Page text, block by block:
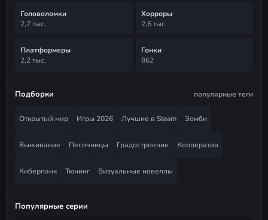
Головоломки
2,7 тыс.
Хорроры
2,6 тыс.
Платформеры
2,2 тыс.
Гонки
862
Подборки популярные теги
Открытый мир Игры 2026 Лучшие в Steam Зомби
Выживание Песочницы Градостроение Кооператив
Киберпанк Тюнинг Визуальные новеллы
Популярные серии